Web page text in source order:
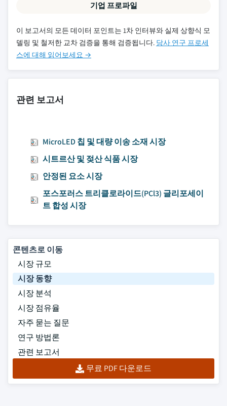
기업 프로파일
이 보고서의 모든 데이터 포인트는 1차 인터뷰와 실제 상향식 모
델링 및 철저한 교차 검증을 통해 검증됩니다. 당사 연구 프로세
스에 대해 읽어보세요 →
관련 보고서
MicroLED 칩 및 대량 이송 소재 시장
시트르산 및 젖산 식품 시장
안정된 요소 시장
포스포러스 트리클로라이드(PCl3) 글리포세이
트 합성 시장
콘텐츠로 이동
시장 규모
시장 동향
시장 분석
시장 점유율
자주 묻는 질문
연구 방법론
관련 보고서
무료 PDF 다운로드